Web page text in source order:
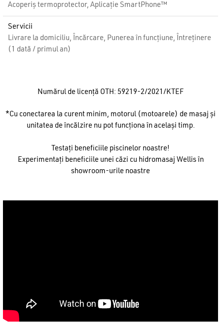
Acoperiș termoprotector, Aplicație SmartPhone™
Servicii
Livrare la domiciliu, Încărcare, Punerea în funcțiune, Întreținere
(1 dată / primul an)
Numărul de licență OTH: 59219-2/2021/KTEF
*Cu conectarea la curent minim, motorul (motoarele) de masaj și
unitatea de încălzire nu pot funcționa în același timp.
Testați beneficiile piscinelor noastre!
Experimentați beneficiile unei căzi cu hidromasaj Wellis în
showroom-urile noastre